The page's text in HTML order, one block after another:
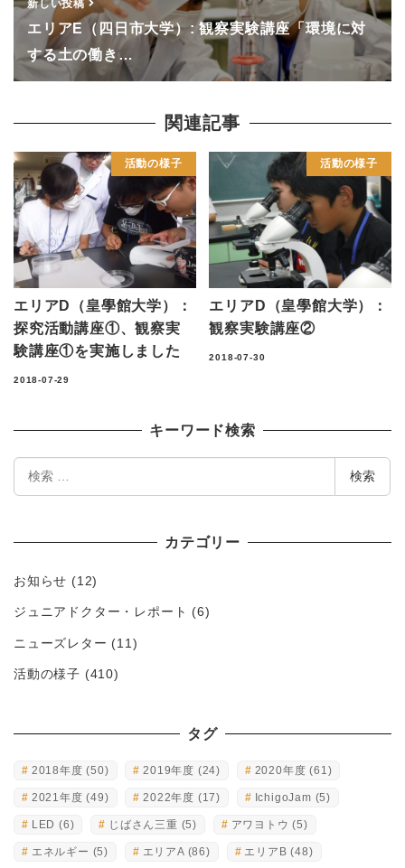
新しい投稿
エリアE（四日市大学）: 観察実験講座「環境に対
する土の働き…
関連記事
活動の様子
エリアD（皇學館大学）：
探究活動講座①、観察実
験講座①を実施しました
2018-07-29
活動の様子
エリアD（皇學館大学）：
観察実験講座②
2018-07-30
キーワード検索
索
検索
カテゴリー
お知らせ (12)
ジュニアドクター・レポート (6)
ニューズレター (11)
活動の様子 (410)
タグ
2018年度 (50) 2019年度 (24) 2020年度 (61)
2021年度 (49) 2022年度 (17) IchigoJam (5)
LED (6) じばさん三重 (5) アワヨトウ (5)
エネルギー (5) エリアA(86) エリアB (48)